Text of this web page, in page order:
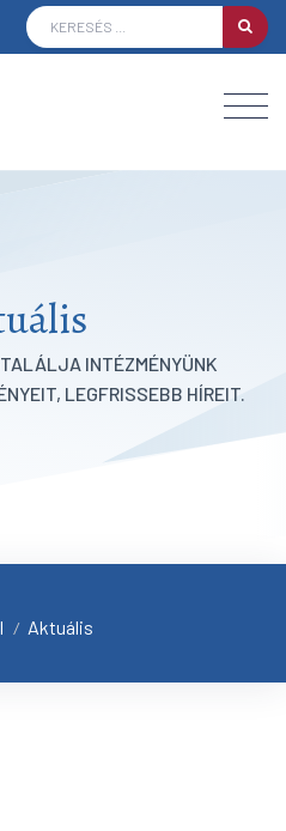
INTÉZMÉNYÜNK
LEGFRISSEBB HÍREIT.
/ Aktuális